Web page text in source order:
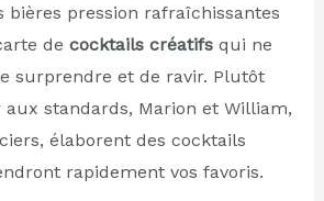
bières pression rafraîchissantes
de cocktails créatifsqui ne
surprendre et de ravir. Plutôt
aux standards, Marion et William,
élaborent des cocktails
rapidement vos favoris.